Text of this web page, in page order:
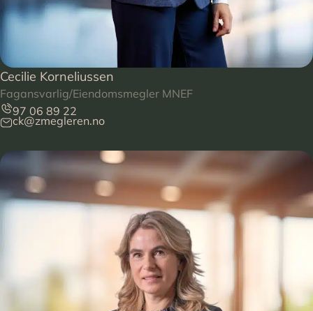
Cecilie Korneliussen
Fagansvarlig/Eiendomsmegler MNEF
97 06 89 22
ck@zmegleren.no